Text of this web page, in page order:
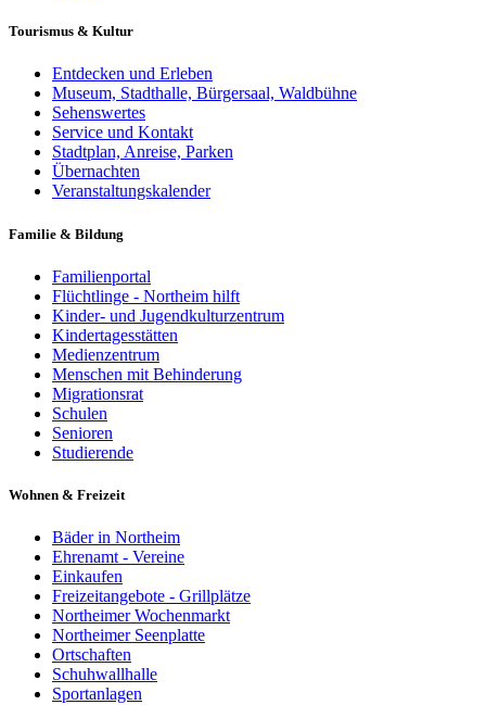
Tourismus & Kultur
Entdecken und Erleben
Museum, Stadthalle, Bürgersaal, Waldbühne
Sehenswertes
Service und Kontakt
Stadtplan, Anreise, Parken
Übernachten
Veranstaltungskalender
Familie & Bildung
Familienportal
Flüchtlinge - Northeim hilft
Kinder- und Jugendkulturzentrum
Kindertagesstätten
Medienzentrum
Menschen mit Behinderung
Migrationsrat
Schulen
Senioren
Studierende
Wohnen & Freizeit
Bäder in Northeim
Ehrenamt - Vereine
Einkaufen
Freizeitangebote - Grillplätze
Northeimer Wochenmarkt
Northeimer Seenplatte
Ortschaften
Schuhwallhalle
Sportanlagen